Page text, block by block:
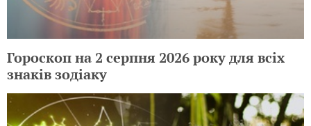
Гороскоп на 2 серпня 2026 року для всіх
знаків зодіаку